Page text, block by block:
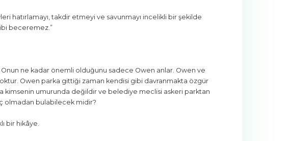
hatırlamayı, takdir etmeyi ve savunmayı incelikli bir şekilde
beceremez.”
ne kadar önemli olduğunu sadece Owen anlar. Owen ve
Owen parka gittiği zaman kendisi gibi davranmakta özgür
kimsenin umurunda değildir ve belediye meclisi askeri parktan
olmadan bulabilecek midir?
bir hikâye.